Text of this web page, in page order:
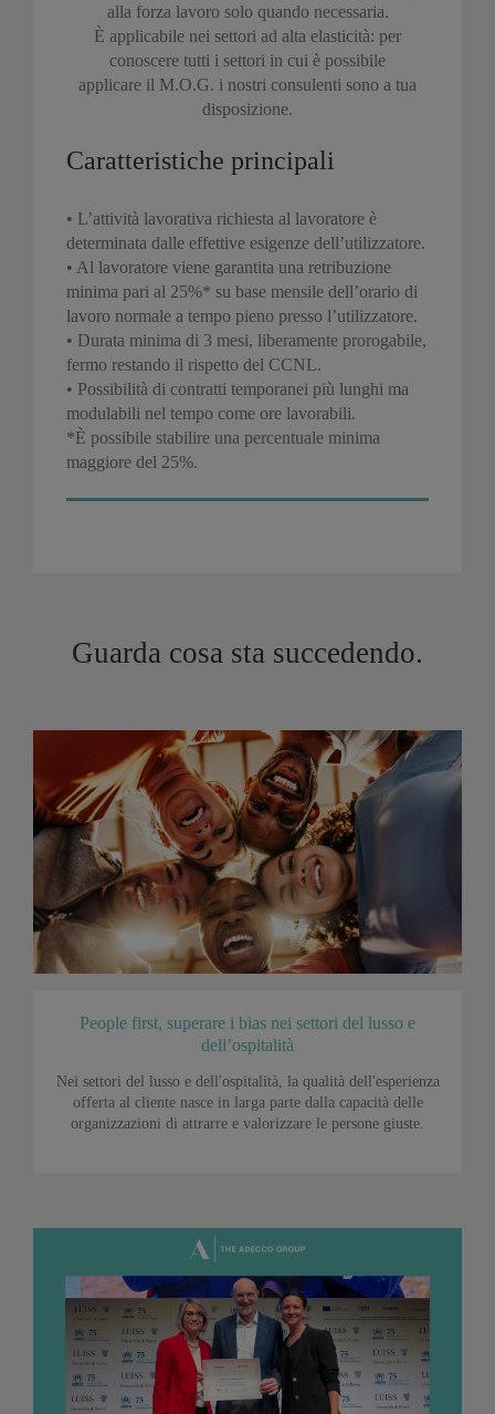
alla forza lavoro solo quando necessaria.
È applicabile nei settori ad alta elasticità: per
conoscere tutti i settori in cui è possibile
applicare il M.O.G. i nostri consulenti sono a tua
disposizione.
Caratteristiche principali
• L’attività lavorativa richiesta al lavoratore è
determinata dalle effettive esigenze dell’utilizzatore.
• Al lavoratore viene garantita una retribuzione
minima pari al 25%* su base mensile dell’orario di
lavoro normale a tempo pieno presso l’utilizzatore.
• Durata minima di 3 mesi, liberamente prorogabile,
fermo restando il rispetto del CCNL.
• Possibilità di contratti temporanei più lunghi ma
modulabili nel tempo come ore lavorabili.
*È possibile stabilire una percentuale minima
maggiore del 25%.
Guarda cosa sta succedendo.
People first, superare i bias nei settori del lusso e
dell’ospitalità
Nei settori del lusso e dell'ospitalità, la qualità dell'esperienza
offerta al cliente nasce in larga parte dalla capacità delle
organizzazioni di attrarre e valorizzare le persone giuste.